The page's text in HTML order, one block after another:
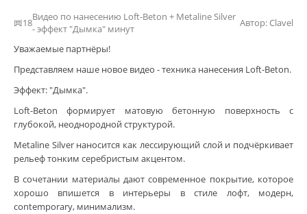
мультиколорные краски
краски
воски и лаки
штукатурки для фасадов
колеры и добавки
декор. инструмент
18Видео по нанесению Loft-Beton + Metaline Silver
- эффект "Дымка" минут
Автор: Clavel
Уважаемые партнёры!
Представляем наше новое видео - техника нанесения Loft-Beton.
Эффект: "Дымка".
Loft-Beton формирует матовую бетонную поверхность с
глубокой, неоднородной структурой.
Metaline Silver наносится как лессирующий слой и подчёркивает
рельеф тонким серебристым акцентом.
В сочетании материалы дают современное покрытие, которое
хорошо впишется в интерьеры в стиле лофт, модерн,
contemporary, минимализм.